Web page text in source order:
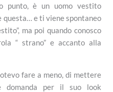
punto, è un uomo vestito
questa… e ti viene spontaneo
ma poi quando conosco
“ strano” e accanto alla
fare a meno, di mettere
domanda per il suo look